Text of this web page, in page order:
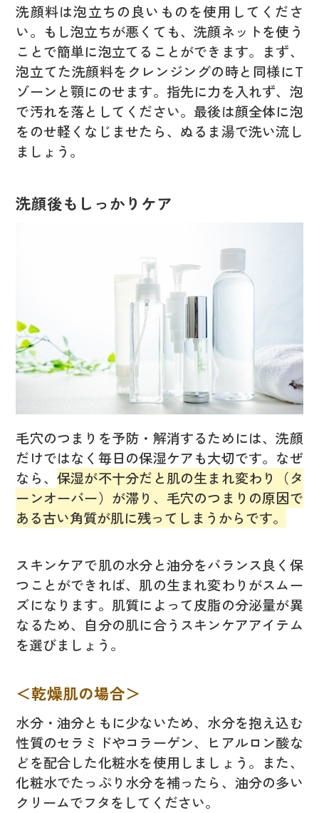
洗顔料は泡立ちの良いものを使用してくださ
い。もし泡立ちが悪くても、洗顔ネットを使う
ことで簡単に泡立てることができます。まず、
泡立てた洗顔料をクレンジングの時と同様にT
ゾーンと顎にのせます。指先に力を入れず、泡
で汚れを落としてください。最後は顔全体に泡
をのせ軽くなじませたら、ぬるま湯で洗い流し
ましょう。
洗顔後もしっかりケア
毛穴のつまりを予防・解消するためには、洗顔
だけではなく毎日の保湿ケアも大切です。なぜ
なら、保湿が不十分だと肌の生まれ変わり（タ
ーンオーバー）が滞り、毛穴のつまりの原因で
ある古い角質が肌に残ってしまうからです。
スキンケアで肌の水分と油分をバランス良く保
つことができれば、肌の生まれ変わりがスムー
ズになります。肌質によって皮脂の分泌量が異
なるため、自分の肌に合うスキンケアアイテム
を選びましょう。
＜乾燥肌の場合＞
水分・油分ともに少ないため、水分を抱え込む
性質のセラミドやコラーゲン、ヒアルロン酸な
どを配合した化粧水を使用しましょう。また、
化粧水でたっぷり水分を補ったら、油分の多い
クリームでフタをしてください。